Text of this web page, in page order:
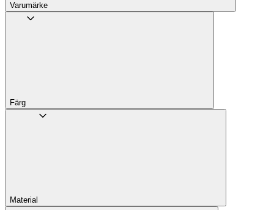
Varumärke
Färg
Material